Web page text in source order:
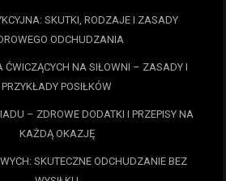
SKUTKI, RODZAJE I ZASADY
ODCHUDZANIA
ĆWICZĄCYCH NA SIŁOWNI – ZASADY I
PRZYKŁADY POSIŁKÓW
– ZDROWE DODATKI I PRZEPISY NA
KAŻDĄ OKAZJĘ
SKUTECZNE ODCHUDZANIE BEZ